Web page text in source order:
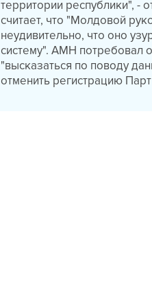
территории республики", -
считает, что "Молдовой
неудивительно, что оно
систему". АМН потребовал
"высказаться по поводу
отменить регистрацию